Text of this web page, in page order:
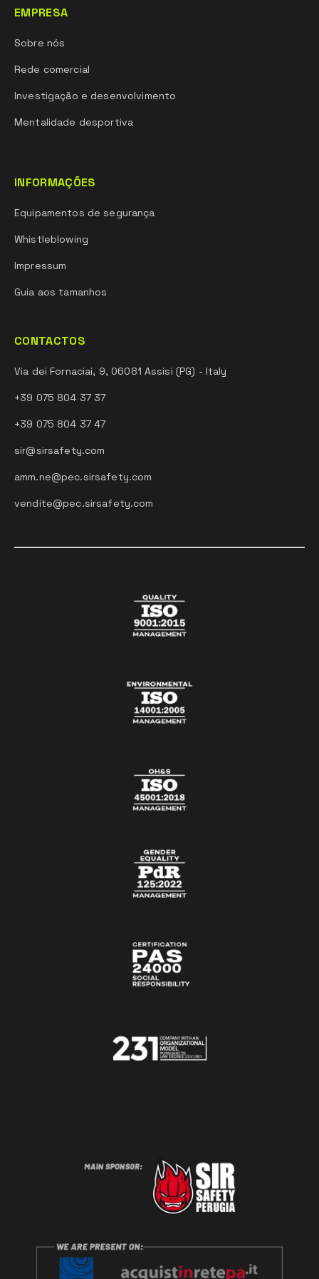
EMPRESA
Sobre nós
Rede comercial
Investigação e desenvolvimento
Mentalidade desportiva
INFORMAÇÕES
Equipamentos de segurança
Whistleblowing
Impressum
Guia aos tamanhos
CONTACTOS
Via dei Fornaciai, 9, 06081 Assisi (PG) - Italy
+39 075 804 37 37
+39 075 804 37 47
sir@sirsafety.com
amm.ne@pec.sirsafety.com
vendite@pec.sirsafety.com